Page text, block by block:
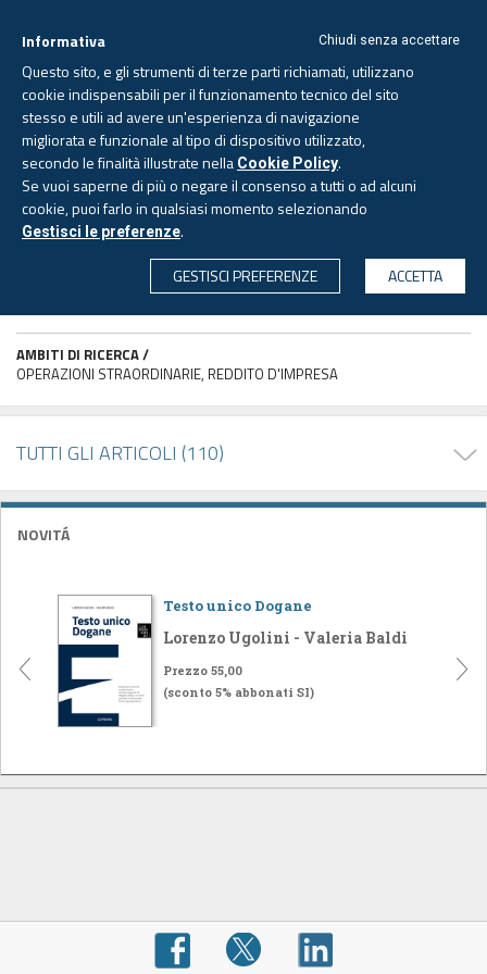
CERCA
Domenica, 9 agosto 2026
PAGINA AUTORE
Carlotta SGATTONI
Commercialista
AMBITI DI RICERCA /
OPERAZIONI STRAORDINARIE, REDDITO D'IMPRESA
TUTTI GLI ARTICOLI (110)
NOVITÁ
Testo unico Dogane
Lorenzo Ugolini - Valeria Baldi
Prezzo 55,00
(sconto 5% abbonati SI)
Chiudi senza accettare
Informativa
Questo sito, e gli strumenti di terze parti richiamati, utilizzano
cookie indispensabili per il funzionamento tecnico del sito
stesso e utili ad avere un'esperienza di navigazione
migliorata e funzionale al tipo di dispositivo utilizzato,
secondo le finalità illustrate nella Cookie Policy.
Se vuoi saperne di più o negare il consenso a tutti o ad alcuni
cookie, puoi farlo in qualsiasi momento selezionando
Gestisci le preferenze.
GESTISCI PREFERENZE
ACCETTA